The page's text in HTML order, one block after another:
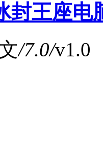
封王座电
/7.0/v1.0